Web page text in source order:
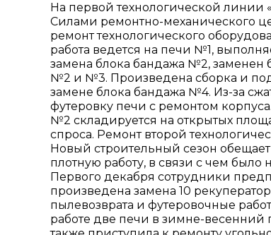
На первой технологической линии
Силами ремонтно-механического
ремонт технологического
работа ведется на печи №1,
замена блока бандажа №2,
№2 и №3. Произведена сборка и
замене блока бандажа №4. Из-за
футеровку печи с ремонтом
№2 складируется на открытых
спроса. Ремонт второй
Новый строительный сезон
плотную работу, в связи с чем было
Первого декабря сотрудники
произведена замена 10
пылевозврата и футеровочные
работе две печи в зимне-